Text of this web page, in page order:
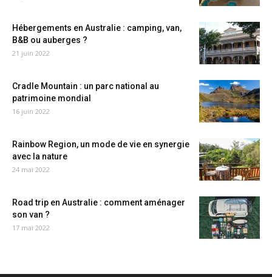
Hébergements en Australie : camping, van,
B&B ou auberges ?
21 juin 2022
Cradle Mountain : un parc national au
patrimoine mondial
16 juin 2022
Rainbow Region, un mode de vie en synergie
avec la nature
24 mai 2022
Road trip en Australie : comment aménager
son van ?
17 mai 2022